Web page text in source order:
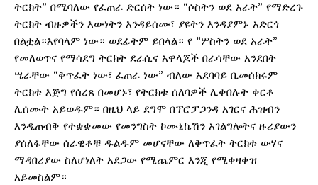
ትርክት” በሚባለው የፈጠራ ድርሰት ነው። “ሶስትን ወደ አራት” የማድረጉ
ትርክት ብዙዎችን እውነትን እንዳይሰሙ፣ ያዩትን እንዳያምኑ አድርጎ
በልቷል።እየባላም ነው። ወደፊትም ይበላል። የ “ሦስትን ወደ አራት”
የመለወጥና የማሳደግ ትርክት ደራሲና አዋላጆች በራሳቸው አንደበት
ሤራቸው “ቅጥፈት ነው፣ ፈጠራ ነው” ብለው አደባባይ ቢመሰክሩም
ትርክቱ እጅግ የሰረጸ በመሆኑ፣ የትርክቱ ሰለባዎች ሊቀበሉት ቀርቶ
ሊሰሙት አይወዱም። በዚህ ላይ ደግሞ በፕሮፓጋንዳ አገርና ሕዝብን
እንዲጠብቅ የተቋቋመው የመንግስት ኮሙኒኬሽን አገልግሎትና ዙሪያውን
ያሰለፋቸው ሰራዊቶቹ ዱልዱም መሆናቸው ለቅጥፈት ትርክቱ ውሃና
ማዳበሪያው ስለሆነለት አደጋው የሚጨምር እንጂ የሚቀዛቀዝ
አይመስልም።